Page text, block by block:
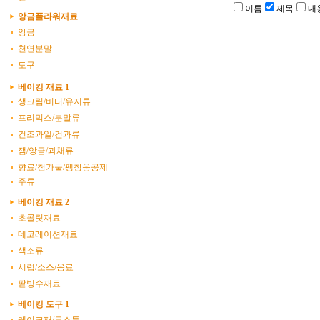
앙금플라워재료
앙금
천연분말
도구
베이킹 재료 1
생크림/버터/유지류
프리믹스/분말류
건조과일/건과류
잼/앙금/과채류
향료/첨가물/팽창응공제
주류
베이킹 재료 2
초콜릿재료
데코레이션재료
색소류
시럽/소스/음료
팥빙수재료
베이킹 도구 1
이름 제목